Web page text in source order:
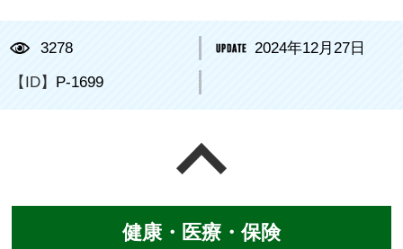
3278 2024年12月27日
【ID】 P-1699
健康・医療・保険